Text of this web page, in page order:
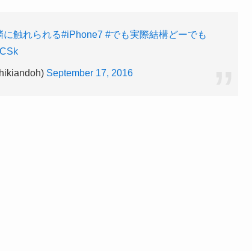
に触れられる#iPhone7 #でも実際結構どーでも
September 17, 2016